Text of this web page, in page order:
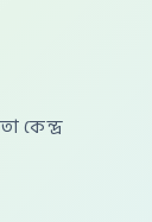
কেন্দ্র